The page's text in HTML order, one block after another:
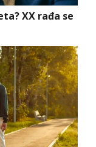
XX rađa se